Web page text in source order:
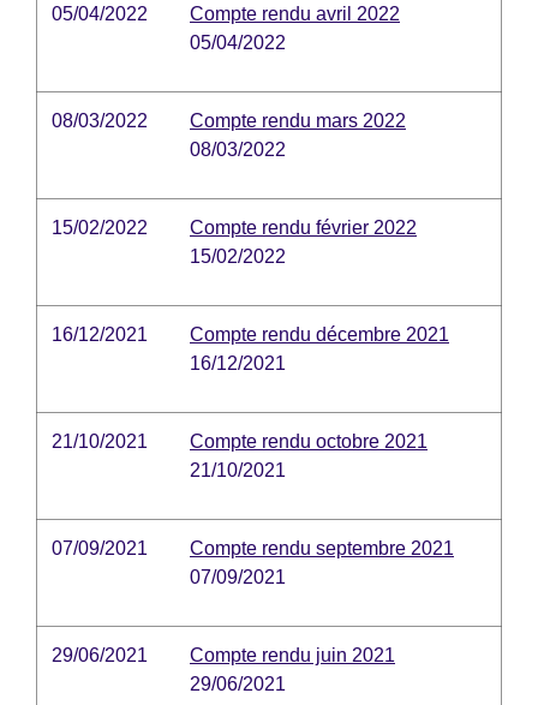
05/04/2022
Compte rendu avril 2022
05/04/2022
08/03/2022
Compte rendu mars 2022
08/03/2022
15/02/2022
Compte rendu février 2022
15/02/2022
16/12/2021
Compte rendu décembre 2021
16/12/2021
21/10/2021
Compte rendu octobre 2021
21/10/2021
07/09/2021
Compte rendu septembre 2021
07/09/2021
29/06/2021
Compte rendu juin 2021
29/06/2021